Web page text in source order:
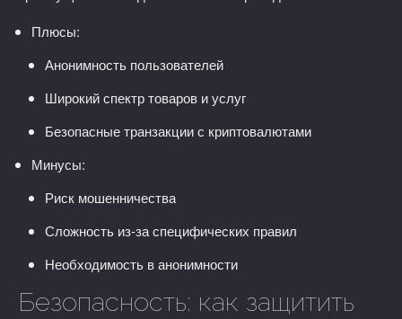
Плюсы:
Анонимность пользователей
Широкий спектр товаров и услуг
Безопасные транзакции с криптовалютами
Минусы:
Риск мошенничества
Сложность из-за специфических правил
Необходимость в анонимности
Безопасность: как защитить